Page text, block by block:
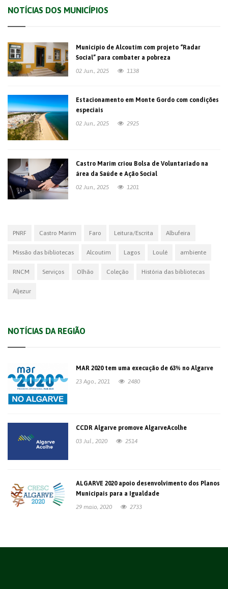
NOTÍCIAS DOS MUNICÍPIOS
Município de Alcoutim com projeto “Radar
Social” para combater a pobreza
02 Jun., 2025
1138
Estacionamento em Monte Gordo com condições
especiais
02 Jun., 2025
2925
Castro Marim criou Bolsa de Voluntariado na
área da Saúde e Ação Social
02 Jun., 2025
1201
PNRF Castro Marim Faro Leitura/Escrita Albufeira
Missão das bibliotecas Alcoutim Lagos Loulé ambiente
RNCM Serviços Olhão Coleção História das bibliotecas
Aljezur
NOTÍCIAS DA REGIÃO
MAR 2020 tem uma execução de 63% no Algarve
23 Ago., 2021
2480
CCDR Algarve promove AlgarveAcolhe
03 Jul., 2020
2514
ALGARVE 2020 apoio desenvolvimento dos Planos
Municipais para a Igualdade
29 maio, 2020
2733